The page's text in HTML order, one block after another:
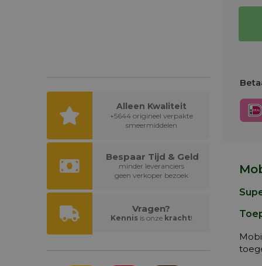
Alleen Kwaliteit
+5644 origineel verpakte
smeermiddelen
Bespaar Tijd & Geld
minder leveranciers
geen verkoper bezoek
Vragen?
Kennisis onze kracht!